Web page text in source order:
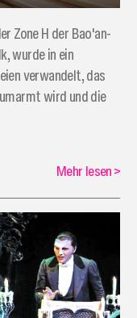
Zone H der Bao'an-
wurde in ein
verwandelt, das
wird und die
Mehr lesen>